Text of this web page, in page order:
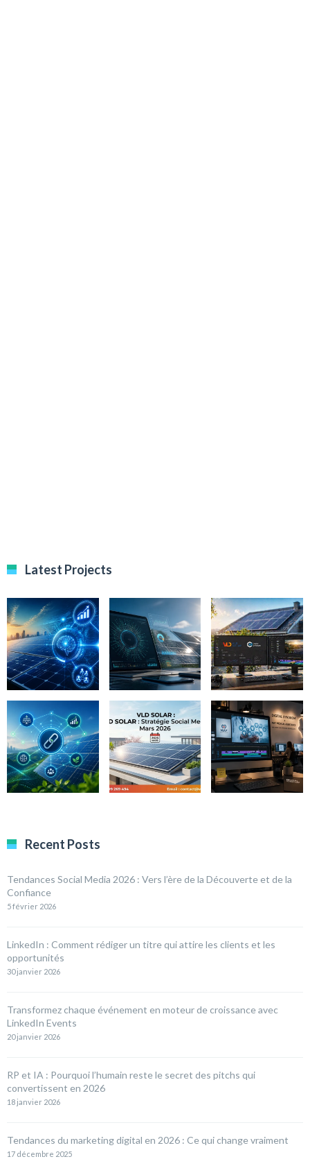
Latest Projects
Recent Posts
Tendances Social Media 2026 : Vers l’ère de la Découverte et de la
Confiance
5 février 2026
LinkedIn : Comment rédiger un titre qui attire les clients et les
opportunités
30 janvier 2026
Transformez chaque événement en moteur de croissance avec
LinkedIn Events
20 janvier 2026
RP et IA : Pourquoi l’humain reste le secret des pitchs qui
convertissent en 2026
18 janvier 2026
Tendances du marketing digital en 2026 : Ce qui change vraiment
17 décembre 2025